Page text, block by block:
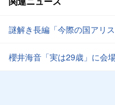
謎解き長編「今際の国アリス
櫻井海音「実は29歳」に会